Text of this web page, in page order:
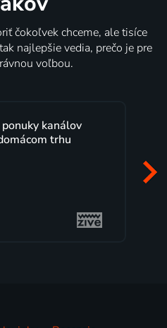
čokoľvek chceme, ale tisíce
najlepšie vedia, prečo je pre
voľbou.
kanálov
trhu
to,